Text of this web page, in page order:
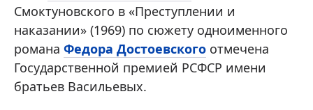
Смоктуновского в «Преступлении и
наказании» (1969) по сюжету одноименного
романа Федора Достоевского отмечена
Государственной премией РСФСР имени
братьев Васильевых.